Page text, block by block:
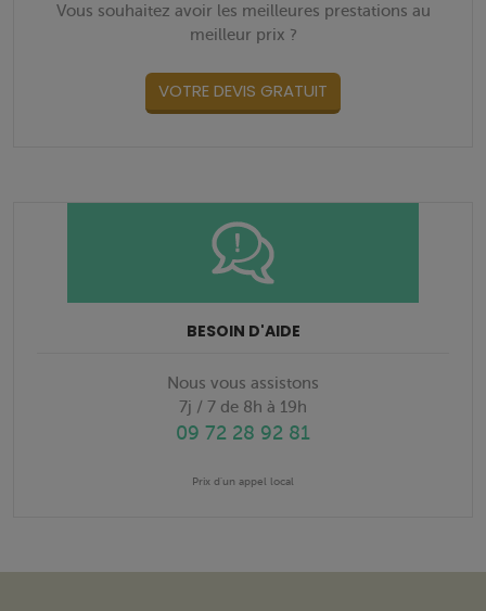
Vous souhaitez avoir les meilleures prestations au
meilleur prix ?
VOTRE DEVIS GRATUIT
BESOIN D'AIDE
Nous vous assistons
7j / 7 de 8h à 19h
09 72 28 92 81
Prix d'un appel local